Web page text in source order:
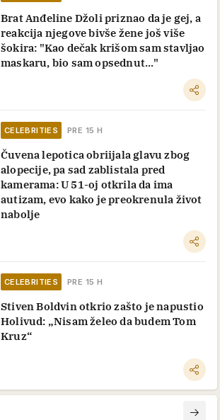
Brat Anđeline Džoli priznao da je gej, a
reakcija njegove bivše žene još više
šokira: "Kao dečak krišom sam stavljao
maskaru, bio sam opsednut..."
CELEBRITIES PRE 15 H
Čuvena lepotica obriijala glavu zbog
alopecije, pa sad zablistala pred
kamerama: U 51-oj otkrila da ima
autizam, evo kako je preokrenula život
nabolje
CELEBRITIES PRE 15 H
Stiven Boldvin otkrio zašto je napustio
Holivud: „Nisam želeo da budem Tom
Kruz“